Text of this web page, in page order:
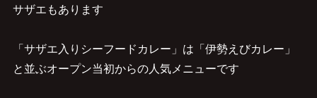
サザエもあります
「サザエ入りシーフードカレー」は「伊勢えびカレー」
と並ぶオープン当初からの人気メニューです